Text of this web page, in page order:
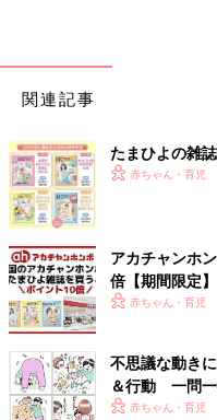
関連記事
たまひよの雑誌
赤ちゃん・育児
アカチャンホ
倍【期間限定】
赤ちゃん・育児
不思議な動き
＆行動 一問一
【小児科医】
赤ちゃん・育児